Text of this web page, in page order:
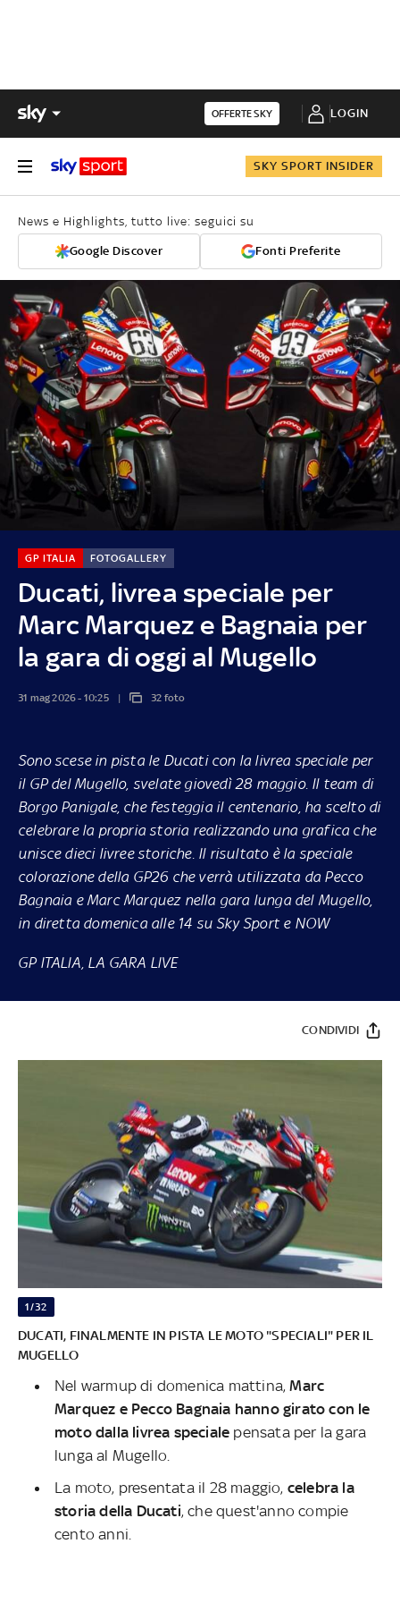
OFFERTE SKY LOGIN
SKY SPORT INSIDER
News e Highlights, tutto live: seguici su
Google Discover Fonti Preferite
Ducati, livrea speciale per
Marc Marquez e Bagnaia per
la gara di oggi al Mugello
GP ITALIA FOTOGALLERY
31 mag 2026 - 10:25 32 foto
Sono scese in pista le Ducati con la livrea speciale per
il GP del Mugello, svelate giovedì 28 maggio. Il team di
Borgo Panigale, che festeggia il centenario, ha scelto di
celebrare la propria storia realizzando una grafica che
unisce dieci livree storiche. Il risultato è la speciale
colorazione della GP26 che verrà utilizzata da Pecco
Bagnaia e Marc Marquez nella gara lunga del Mugello,
in diretta domenica alle 14 suSky Sporte NOW
GP ITALIA, LA GARA LIVE
CONDIVIDI
1/32
DUCATI, FINALMENTE IN PISTA LE MOTO "SPECIALI" PER IL
MUGELLO
Nel warmup di domenica mattina,Marc
Marquez e Pecco Bagnaia hanno girato con le
moto dalla livrea speciale pensata per la gara
lunga al Mugello.
La moto, presentata il 28 maggio, celebra la
storia della Ducati, che quest'anno compie
cento anni.